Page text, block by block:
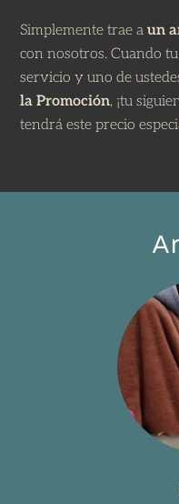
Simplemente trae aun
con nosotros. Cuando
servicio y uno de
la Promoción, ¡tu
tendrá este precio